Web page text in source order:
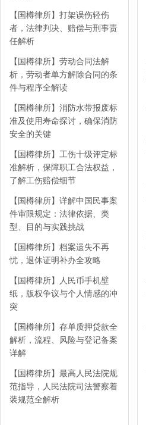
【国樽律所】打架误伤轻伤
者，法律判决、赔偿与刑事责
任解析
【国樽律所】劳动合同法解
析，劳动者单方解除合同的条
件与程序全解读
【国樽律所】消防水带报废标
准及使用寿命探讨，确保消防
安全的关键
【国樽律所】工伤十级评定标
准解析，保障职工合法权益，
了解工伤赔偿细节
【国樽律所】详解中国民事案
件审限规定：法律依据、类
型、目的与实践挑战
【国樽律所】档案遗失不再
忧，退休证明补办全攻略
【国樽律所】人民币手机壁
纸，版权争议与个人情感的冲
突
【国樽律所】存单质押贷款全
解析，流程、风险与登记备案
详解
【国樽律所】最高人民法院规
范指导，人民法院司法警察着
装规范全解析